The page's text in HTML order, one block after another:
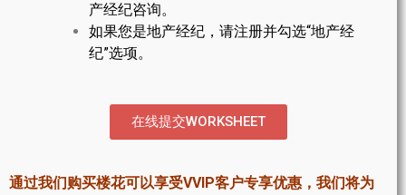
怡陶碧谷楼花项目
北约克楼花项目
世嘉堡楼花项目
密西沙加社区介绍
密西沙加楼花项目
产经纪咨询。
如果您是地产经纪，请注册并勾选“地产经
纪”选项。
在线提交WORKSHEET
通过我们购买楼花可以享受VVIP客户专享优惠，我们将为